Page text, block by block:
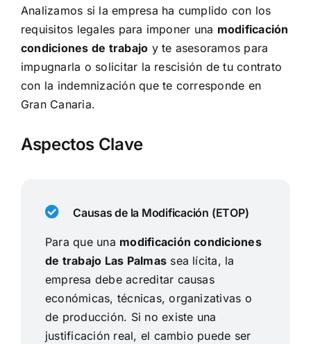
Analizamos si la empresa ha cumplido con los
requisitos legales para imponer una modificación
condiciones de trabajo y te asesoramos para
impugnarla o solicitar la rescisión de tu contrato
con la indemnización que te corresponde en
Gran Canaria.
Aspectos Clave
Causas de la Modificación (ETOP)
Para que una modificación condiciones
de trabajo Las Palmas sea lícita, la
empresa debe acreditar causas
económicas, técnicas, organizativas o
de producción. Si no existe una
justificación real, el cambio puede ser